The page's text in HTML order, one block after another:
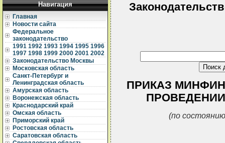
Навигация
Главная
Новости сайта
Федеральное
законодательство
1991 1992 1993 1994 1995 1996
1997 1998 1999 2000 2001 2002
Законодательство Москвы
Московская область
Санкт-Петербург и
Ленинградская область
Амурская область
Воронежская область
Краснодарский край
Омская область
Приморский край
Ростовская область
Саратовская область
ПРИКАЗ
(по